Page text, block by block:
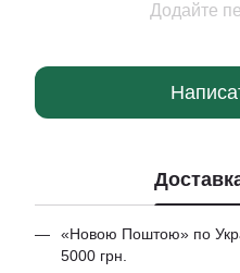
Додайте
«Новою Поштою» по
5000 грн.